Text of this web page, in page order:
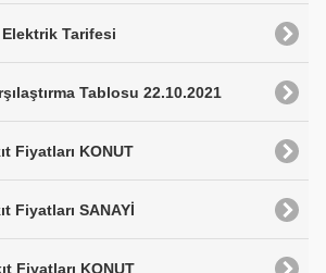
Elektrik Tarifesi
Tablosu 22.10.2021
Fiyatları KONUT
Fiyatları SANAYİ
Fiyatları KONUT